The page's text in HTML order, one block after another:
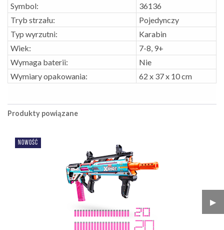
Symbol:
36136
Tryb strzału:
Pojedynczy
Typ wyrzutni:
Karabin
Wiek:
7-8, 9+
Wymaga baterii:
Nie
Wymiary opakowania:
62 x 37 x 10 cm
Produkty powiązane
▶︎
NOWOŚĆ